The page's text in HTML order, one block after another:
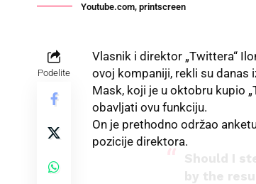
Youtube.com, printscreen
Podelite
Vlasnik i direktor „Twittera“
ovoj kompaniji, rekli su danas
Mask, koji je u oktobru kupio
obavljati ovu funkciju.
On je prethodno održao
pozicije direktora.
Should I
by the